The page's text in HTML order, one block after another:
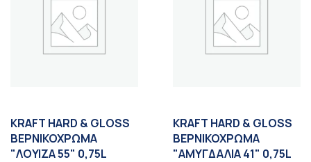
KRAFT HARD & GLOSS
ΒΕΡΝΙΚΟΧΡΩΜΑ
"ΛΟΥΙΖΑ 55" 0,75L
KRAFT HARD & GLOSS
ΒΕΡΝΙΚΟΧΡΩΜΑ
"ΑΜΥΓΔΑΛΙΑ 41" 0,75L